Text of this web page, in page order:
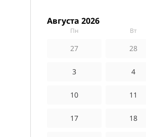
августа 2026
пн вт
27 28
3 4
10 11
17 18